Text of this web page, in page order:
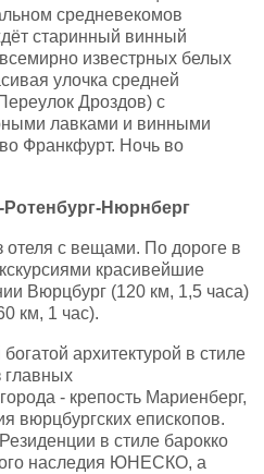
средневекомов
старинный винный
известрных белых
улочка средней
Дроздов) с
лавками и винными
Франкфурт. Ночь во
Нюрнберг
отеля с вещами. По дороге в
красивейшие
Вюрцбург (120 км, 1,5 часа)
км, 1 час).
архитектурой в стиле
главных
- крепость Мариенберг,
вюрцбургских епископов.
в стиле барокко
наследия ЮНЕСКО, а